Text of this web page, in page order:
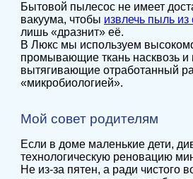
Бытовой пылесос не имеет
вакуума, чтобы извлечь пыль из
лишь «дразнит» её.
В Люкс мы используем
промывающие ткань насквозь и
вытягивающие отработанный
«микробиологией».
Мой совет родителям
Если в доме маленькие дети,
технологическую реновацию
Не из-за пятен, а ради чистого